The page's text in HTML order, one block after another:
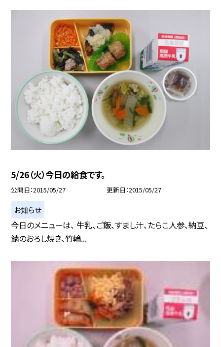
5/26（火）今日の給食です。
公開日 2015/05/27 更新日 2015/05/27
お知らせ
今日のメニューは、 牛乳、ご飯、すまし汁、たらこ人参、納豆、
鯖のおろし焼き、竹輪...